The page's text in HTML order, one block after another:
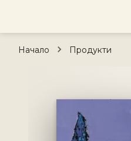
Начало Продукти